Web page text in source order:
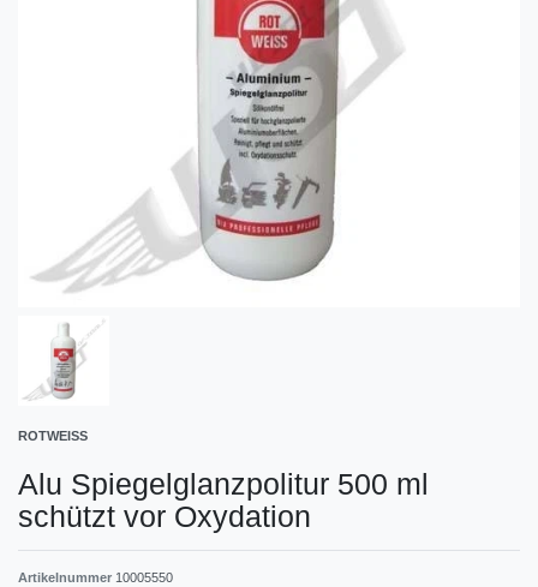
ROTWEISS
Alu Spiegelglanzpolitur 500 ml
schützt vor Oxydation
Artikelnummer 10005550